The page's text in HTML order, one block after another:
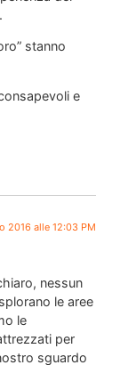
stanno
e
2016 alle 12:03 PM
nessun
le aree
le
per
sguardo